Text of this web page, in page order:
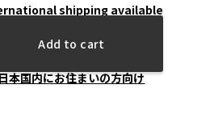
shipping available
Add to cart
本国内にお住まいの方向け